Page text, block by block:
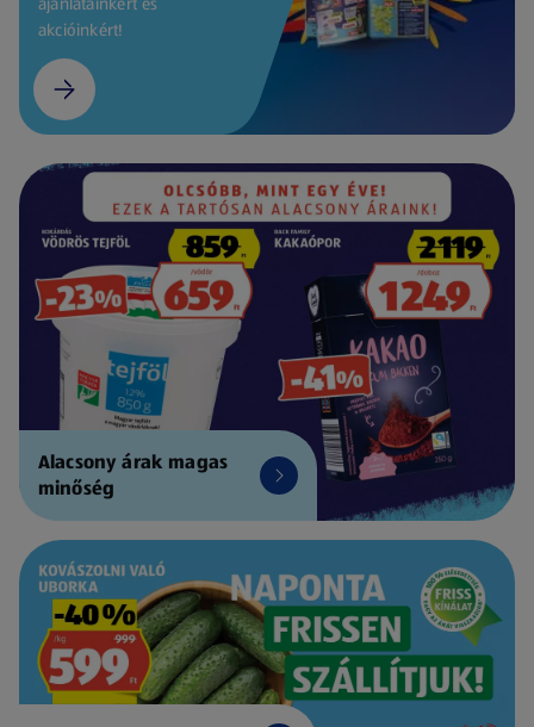
akcióinkért!
Alacsony árak magas
minőség